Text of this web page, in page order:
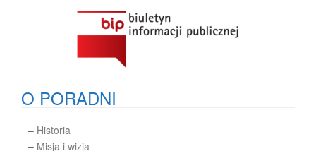
O PORADNI
– Historia
– Misja i wizja